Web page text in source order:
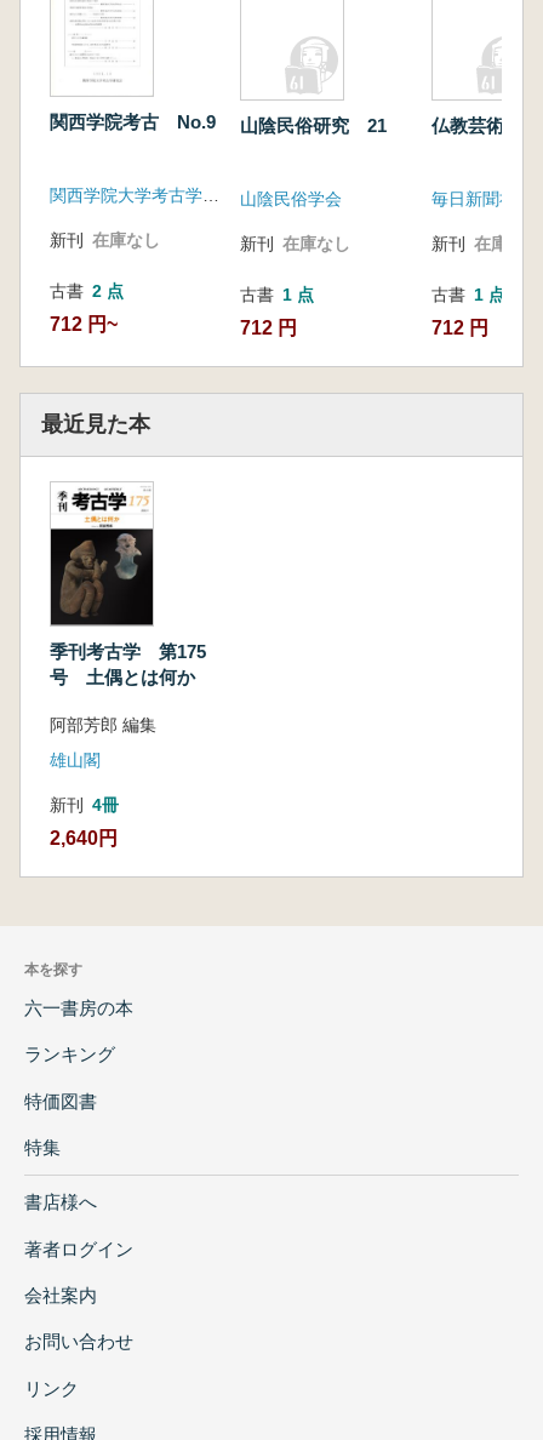
関西学院考古 No.9
新刊 在庫なし
古書 2 点
712 円~
山陰民俗研究 21
山陰民俗学会
新刊 在庫なし
古書 1 点
712 円
仏教芸術 68
毎日新聞社
新刊 在庫なし
古書 1 点
712 円
最近見た本
季刊考古学 第175
号 土偶とは何か
阿部芳郎 編集
雄山閣
新刊 4冊
2,640円
本を探す
六一書房の本
ランキング
特価図書
特集
書店様へ
著者ログイン
会社案内
お問い合わせ
リンク
採用情報